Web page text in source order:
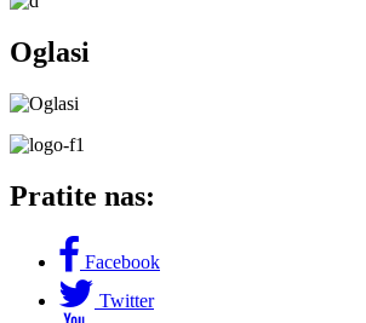
Oglasi
Pratite nas:
Facebook
Twitter